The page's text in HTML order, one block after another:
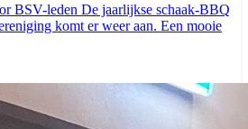
BSV-leden De jaarlijkse schaak-BBQ
komt er weer aan. Een mooie